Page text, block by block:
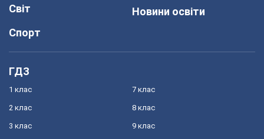
Світ
Спорт
Новини освіти
ГДЗ
1 клас
2 клас
3 клас
7 клас
8 клас
9 клас